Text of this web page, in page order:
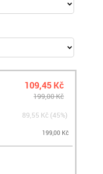
109,45 Kč
199,00 Kč
89,55 Kč (45%)
199,00 Kč